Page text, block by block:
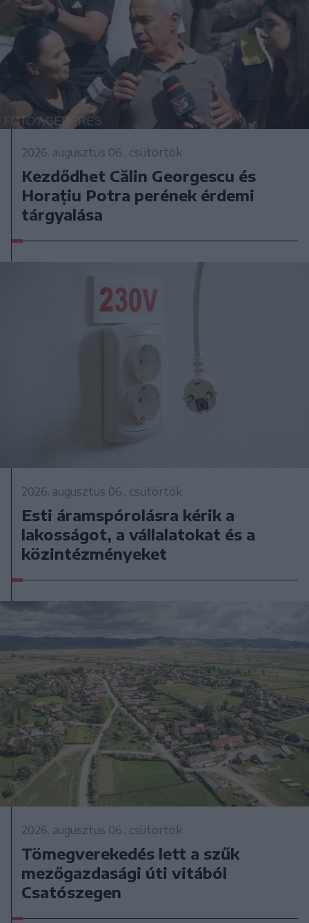
2026. augusztus 06., csütörtök
Kezdődhet Călin Georgescu és
Horațiu Potra perének érdemi
tárgyalása
2026. augusztus 06., csütörtök
Esti áramspórolásra kérik a
lakosságot, a vállalatokat és a
közintézményeket
2026. augusztus 06., csütörtök
Tömegverekedés lett a szűk
mezőgazdasági úti vitából
Csatószegen